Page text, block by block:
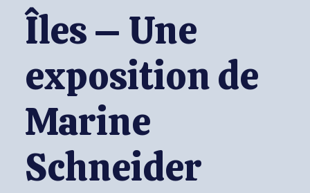
Îles – Une
exposition de
Marine
Schneider